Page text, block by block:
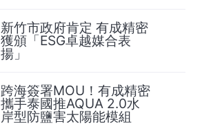
新竹市政府肯定 有成精密
獲頒「ESG卓越媒合表
揚」
跨海簽署MOU！有成精密
攜手泰國推AQUA 2.0水
岸型防鹽害太陽能模組